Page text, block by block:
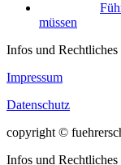
müssen
Infos und Rechtliches
Impressum
Datenschutz
copyright ©
Infos und Rechtliches